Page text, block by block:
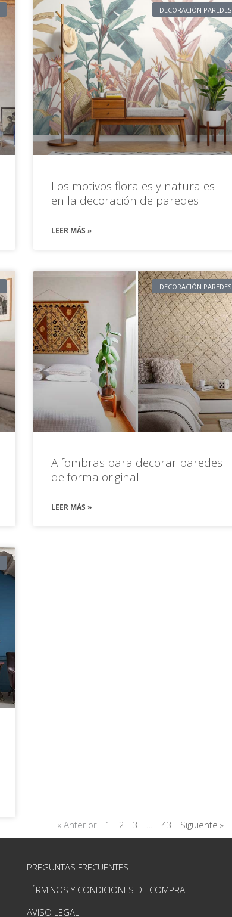
DECORACIÓN PAREDES
Los motivos florales y naturales
en la decoración de paredes
LEER MÁS »
DECORACIÓN PAREDES
Alfombras para decorar paredes
de forma original
LEER MÁS »
« Anterior 1 2 3 … 43 Siguiente »
PREGUNTAS FRECUENTES
TÉRMINOS Y CONDICIONES DE COMPRA
AVISO LEGAL